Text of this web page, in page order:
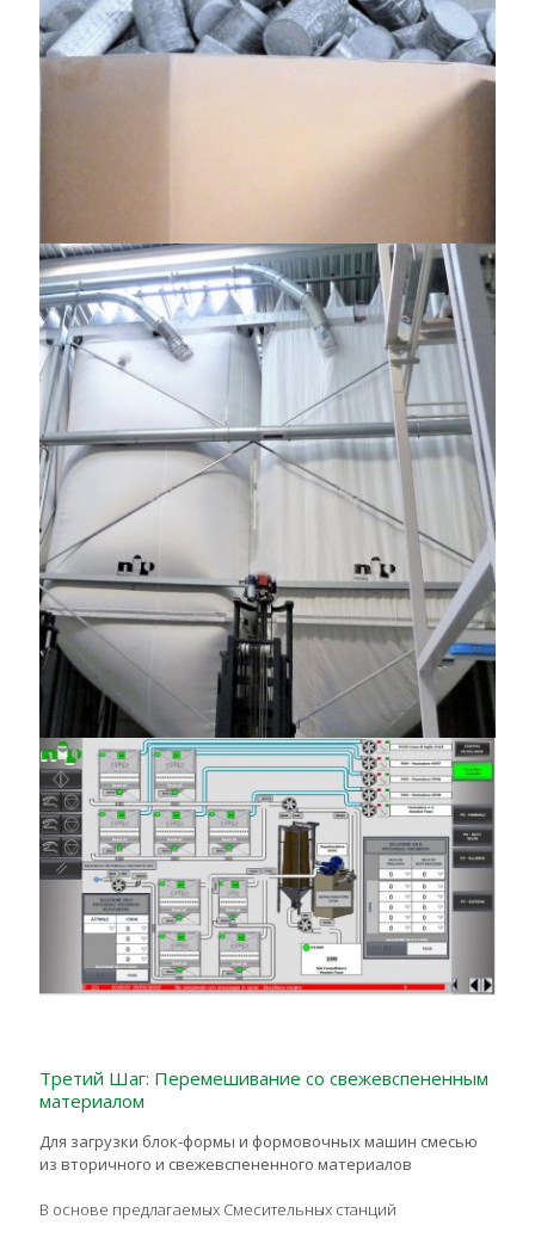
Третий Шаг: Перемешивание со свежевспененным
материалом
Для загрузки блок-формы и формовочных машин смесью
из вторичного и свежевспененного материалов
В основе предлагаемых Смесительных станций